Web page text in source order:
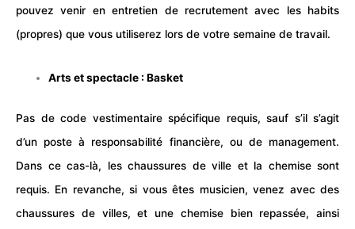
pouvez venir en entretien de recrutement avec les habits
(propres) que vous utiliserez lors de votre semaine de travail.
Arts et spectacle : Basket
Pas de code vestimentaire spécifique requis, sauf s’il s’agit
d’un poste à responsabilité financière, ou de management.
Dans ce cas-là, les chaussures de ville et la chemise sont
requis. En revanche, si vous êtes musicien, venez avec des
chaussures de villes, et une chemise bien repassée, ainsi